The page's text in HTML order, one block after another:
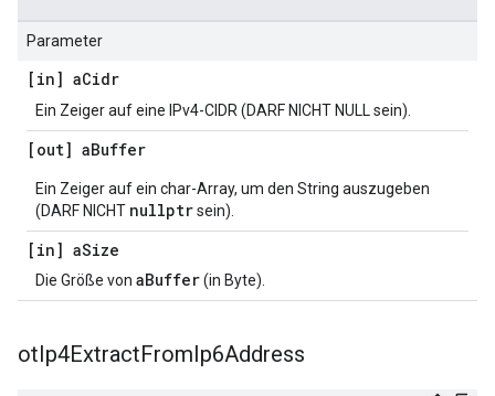
Parameter
[in] aCidr
Ein Zeiger auf eine IPv4-CIDR (DARF NICHT NULL sein).
[out] aBuffer
Ein Zeiger auf ein char-Array, um den String auszugeben
(DARF NICHT nullptrsein).
[in] aSize
Die Größe von aBuffer(in Byte).
otIp4ExtractFromIp6Address